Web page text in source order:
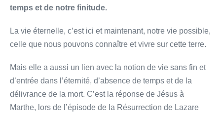
temps et de notre finitude.
La vie éternelle, c’est ici et maintenant, notre vie possible,
celle que nous pouvons connaître et vivre sur cette terre.
Mais elle a aussi un lien avec la notion de vie sans fin et
d’entrée dans l’éternité, d’absence de temps et de la
délivrance de la mort. C’est la réponse de Jésus à
Marthe, lors de l’épisode de la Résurrection de Lazare